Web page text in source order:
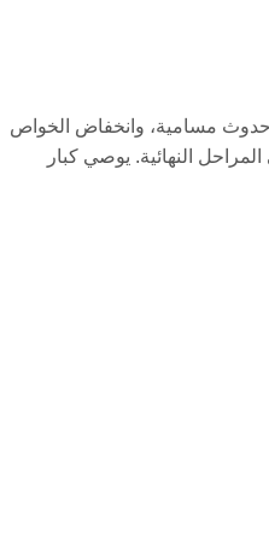
حدوث مسامية، وانخفاض الخواص
النهائية. يوصي كبار